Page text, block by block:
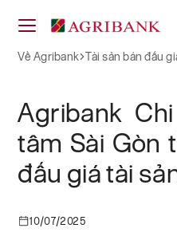
Về Agribank Tài sản bán đấu
Agribank
tâm Sài Gòn
đấu giá tài
10/07/2025